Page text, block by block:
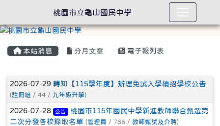
本站消息 分月文章 電子報列表
文章列表
2026-07-29 轉知【115學年度】辦理免試入學續招學校公告
(註冊組 / 44 / 九年級升學)
2026-07-28 公告
桃園市115年國民中學新進教師聯合甄選第
二次分發各校錄取名單 (管理員 / 786 / 教師甄試及介聘)
桃園市立龜山國民中學